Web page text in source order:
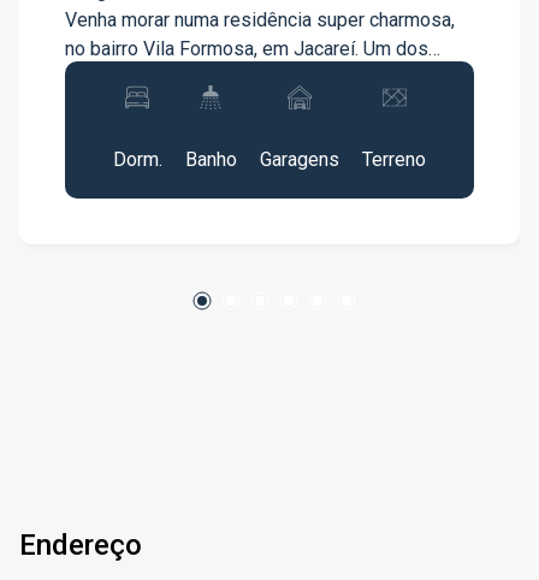
Venha morar numa residência super charmosa,
no bairro Vila Formosa, em Jacareí. Um dos
bairros mais arborizados da cidade, com ótima
localização e próximo a região central. - 02
Sala ampla com três ambientes; - Cozinha com
planejados com acabamento moderno em
Dorm.
Banho
Garagens
Terreno
Endereço